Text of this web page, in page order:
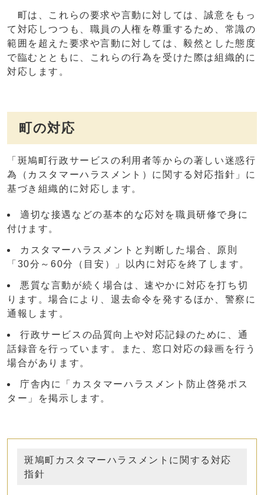
町は、これらの要求や言動に対しては、誠意をもっ
て対応しつつも、職員の人権を尊重するため、常識の
範囲を超えた要求や言動に対しては、毅然とした態度
で臨むとともに、これらの行為を受けた際は組織的に
対応します。
町の対応
「斑鳩町行政サービスの利用者等からの著しい迷惑行
為（カスタマーハラスメント）に関する対応指針」に
基づき組織的に対応します。
適切な接遇などの基本的な応対を職員研修で身に
付けます。
カスタマーハラスメントと判断した場合、原則
「30分～60分（目安）」以内に対応を終了します。
悪質な言動が続く場合は、速やかに対応を打ち切
ります。場合により、退去命令を発するほか、警察に
通報します。
行政サービスの品質向上や対応記録のために、通
話録音を行っています。また、窓口対応の録画を行う
場合があります。
庁舎内に「カスタマーハラスメント防止啓発ポス
ター」を掲示します。
斑鳩町カスタマーハラスメントに関する対応
指針